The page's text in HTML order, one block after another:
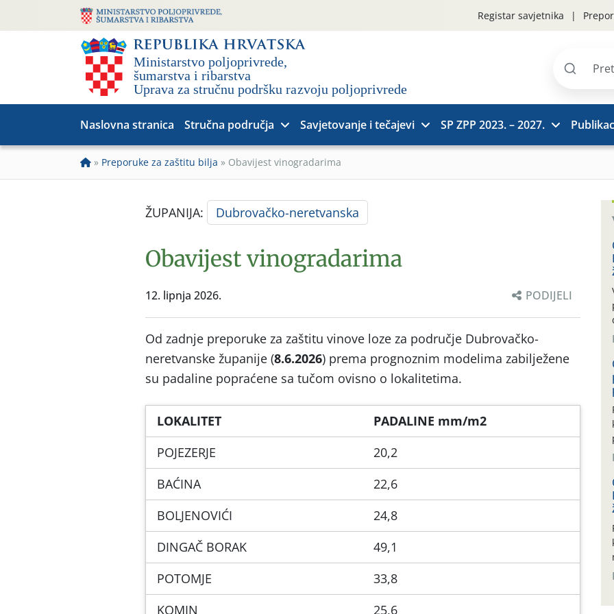
Registar savjetnika
Pretraži
Naslovna stranica Stručna područja Savjetovanje i tečajevi SP ZPP 2023. – 2027.
» Preporuke za zaštitu bilja » Obavijest vinogradarima
ŽUPANIJA: Dubrovačko-neretvanska
Obavijest vinogradarima
12. lipnja 2026. PODIJELI
Od zadnje preporuke za zaštitu vinove loze za područje Dubrovačko-
neretvanske županije (8.6.2026) prema prognoznim modelima zabilježene
su padaline popraćene sa tučom ovisno o lokalitetima.
LOKALITET
PADALINE mm/m2
POJEZERJE
20,2
BAĆINA
22,6
BOLJENOVIĆI
24,8
DINGAČ BORAK
49,1
POTOMJE
33,8
KOMIN
25,6